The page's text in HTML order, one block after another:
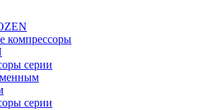
компрессоры
серии
серии